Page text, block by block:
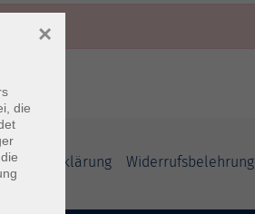
Widerrufsbelehrung
die
×